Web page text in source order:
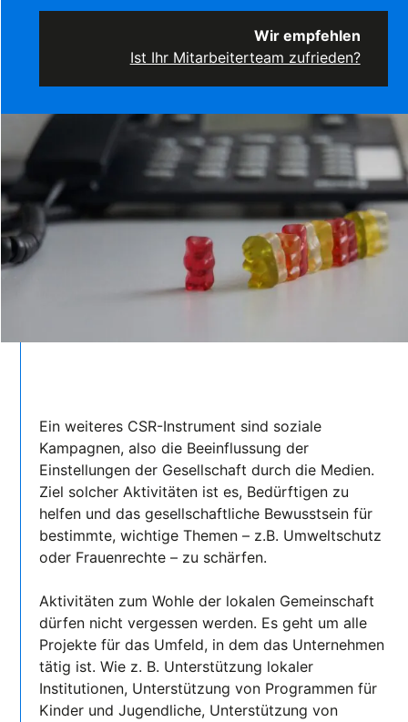
Wir empfehlen
Ist Ihr Mitarbeiterteam zufrieden?
Ein weiteres CSR-Instrument sind soziale
Kampagnen, also die Beeinflussung der
Einstellungen der Gesellschaft durch die Medien.
Ziel solcher Aktivitäten ist es, Bedürftigen zu
helfen und das gesellschaftliche Bewusstsein für
bestimmte, wichtige Themen – z.B. Umweltschutz
oder Frauenrechte – zu schärfen.
Aktivitäten zum Wohle der lokalen Gemeinschaft
dürfen nicht vergessen werden. Es geht um alle
Projekte für das Umfeld, in dem das Unternehmen
tätig ist. Wie z. B. Unterstützung lokaler
Institutionen, Unterstützung von Programmen für
Kinder und Jugendliche, Unterstützung von